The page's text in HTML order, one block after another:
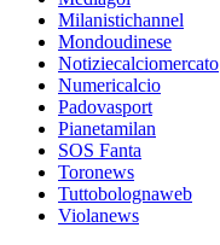
Milanistichannel
Mondoudinese
Notiziecalciomercato
Numericalcio
Padovasport
Pianetamilan
SOS Fanta
Toronews
Tuttobolognaweb
Violanews